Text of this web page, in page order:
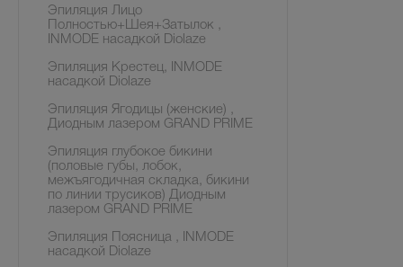
Эпиляция Лицо
Полностью+Шея+Затылок ,
INMODE насадкой Diolaze
Эпиляция Крестец, INMODE
насадкой Diolaze
Эпиляция Ягодицы (женские) ,
Диодным лазером GRAND PRIME
Эпиляция глубокое бикини
(половые губы, лобок,
межъягодичная складка, бикини
по линии трусиков) Диодным
лазером GRAND PRIME
Эпиляция Поясница , INMODE
насадкой Diolaze